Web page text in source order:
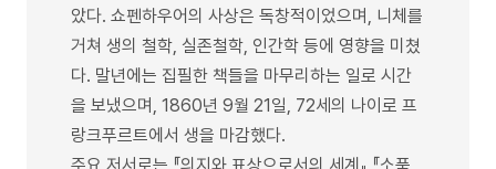
았다. 쇼펜하우어의 사상은 독창적이었으며, 니체를
거쳐 생의 철학, 실존철학, 인간학 등에 영향을 미쳤
다. 말년에는 집필한 책들을 마무리하는 일로 시간
을 보냈으며, 1860년 9월 21일, 72세의 나이로 프
랑크푸르트에서 생을 마감했다.
주요 저서로는 『의지와 표상으로서의 세계』,『소품